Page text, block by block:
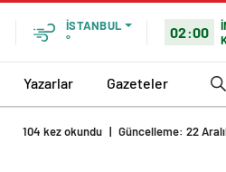
İSTANBUL
°
02:00
Yazarlar Gazeteler
104 kez okundu | Güncelleme: 22